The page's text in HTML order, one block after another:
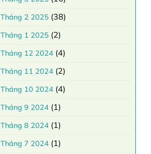
Tháng 2 2025 (38)
Tháng 1 2025 (2)
Tháng 12 2024 (4)
Tháng 11 2024 (2)
Tháng 10 2024 (4)
Tháng 9 2024 (1)
Tháng 8 2024 (1)
Tháng 7 2024 (1)